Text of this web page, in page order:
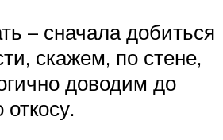
– сначала добиться
скажем, по стене,
доводим до
откосу.